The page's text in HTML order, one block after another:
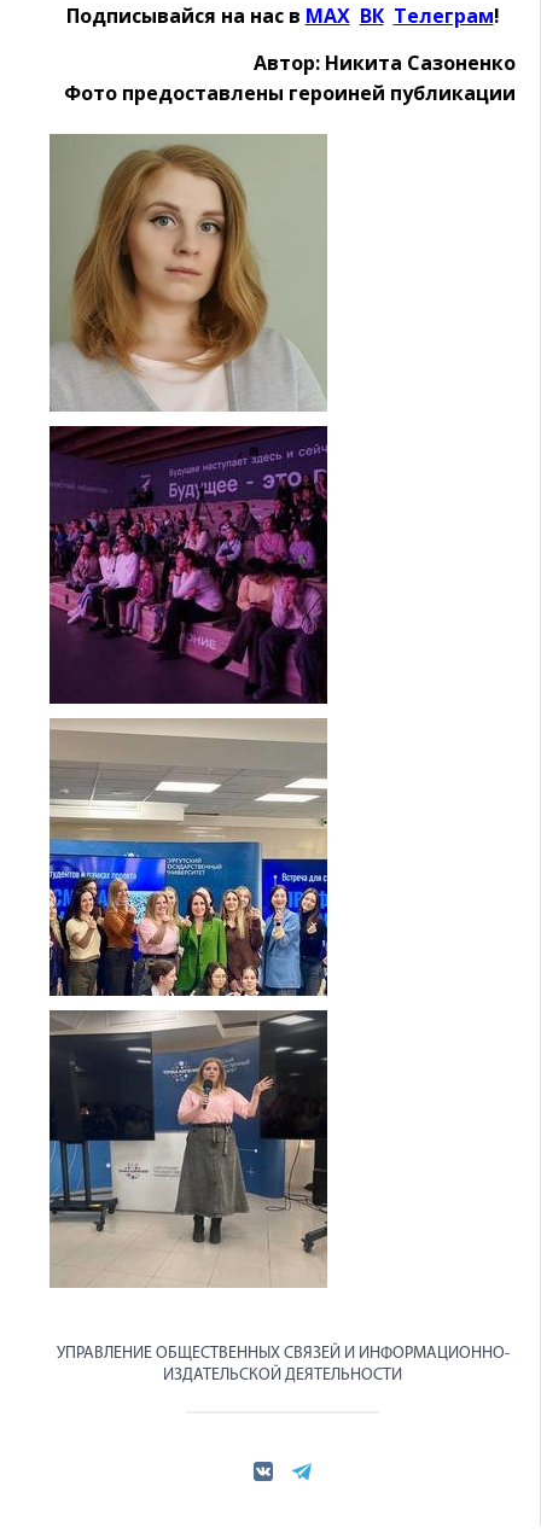
Подписывайся на нас в MAXӀ ВКӀ Телеграм!
Автор: Никита Сазоненко
Фото предоставлены героиней публикации
УПРАВЛЕНИЕ ОБЩЕСТВЕННЫХ СВЯЗЕЙ И ИНФОРМАЦИОННО-
ИЗДАТЕЛЬСКОЙ ДЕЯТЕЛЬНОСТИ